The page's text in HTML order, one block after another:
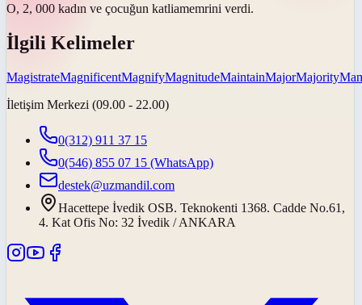
O, 2, 000 kadın ve çocuğun katliamemrini verdi.
İlgili Kelimeler
MagistrateMagnificentMagnifyMagnitudeMaintainMajorMajority
İletişim Merkezi (09.00 - 22.00)
0(312) 911 37 15
0(546) 855 07 15 (WhatsApp)
destek@uzmandil.com
Hacettepe İvedik OSB. Teknokenti 1368. Cadde No.61,
4. Kat Ofis No: 32 İvedik / ANKARA